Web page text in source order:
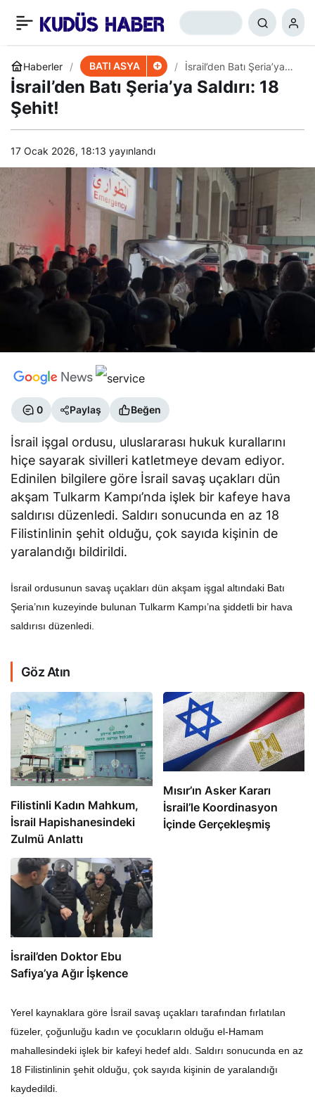
Haberler BATI ASYA
İsrail’den Batı Şeria’ya
Saldırı: 18 Şehit!
İsrail’den Batı Şeria’ya Saldırı: 18
Şehit!
17 Ocak 2026, 18:13 yayınlandı
0 Paylaş Beğen
İsrail işgal ordusu, uluslararası hukuk kurallarını
hiçe sayarak sivilleri katletmeye devam ediyor.
Edinilen bilgilere göre İsrail savaş uçakları dün
akşam Tulkarm Kampı’nda işlek bir kafeye hava
saldırısı düzenledi. Saldırı sonucunda en az 18
Filistinlinin şehit olduğu, çok sayıda kişinin de
yaralandığı bildirildi.
İsrail ordusunun savaş uçakları dün akşam işgal altındaki Batı
Şeria’nın kuzeyinde bulunan Tulkarm Kampı’na şiddetli bir hava
saldırısı düzenledi.
Göz Atın
Filistinli Kadın Mahkum,
İsrail Hapishanesindeki
Zulmü Anlattı
Mısır’ın Asker Kararı
İsrail’le Koordinasyon
İçinde Gerçekleşmiş
İsrail’den Doktor Ebu
Safiya’ya Ağır İşkence
Yerel kaynaklara göre İsrail savaş uçakları tarafından fırlatılan
füzeler, çoğunluğu kadın ve çocukların olduğu el-Hamam
mahallesindeki işlek bir kafeyi hedef aldı. Saldırı sonucunda en az
18 Filistinlinin şehit olduğu, çok sayıda kişinin de yaralandığı
kaydedildi.
Gazze’nin Kuzeyinde
Tansiyon Yükseldi
+ 0 Paylaş